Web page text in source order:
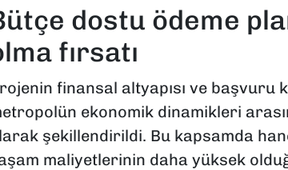
dostu ödeme
fırsatı
finansal altyapısı ve başvuru
ekonomik dinamikleri
şekillendirildi. Bu kapsamda hane
maliyetlerinin daha yüksek